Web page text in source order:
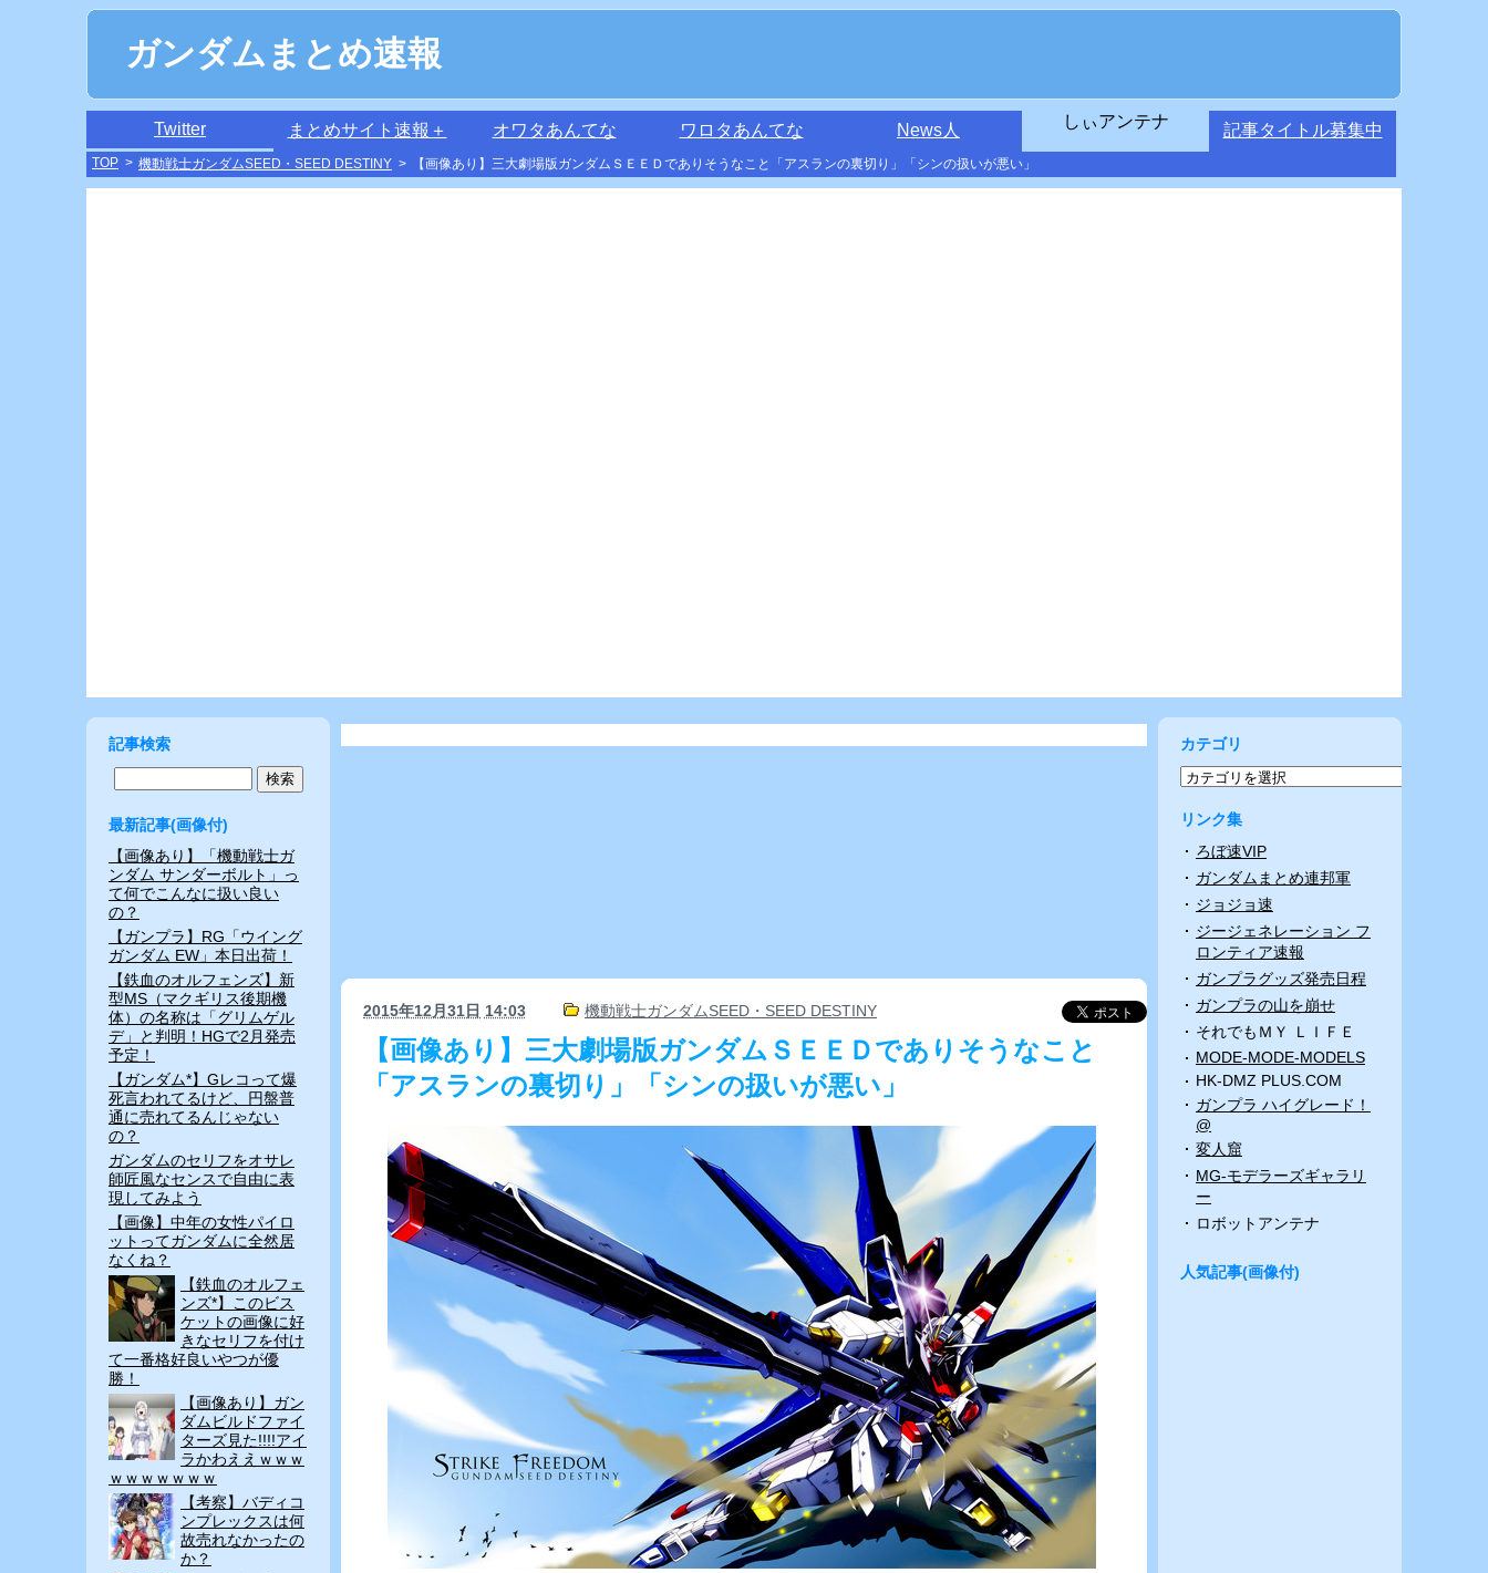
ガンダムまとめ速報
Twitter まとめサイト速報＋ オワタあんてな ワロタあんてな News人 しぃアンテナ 記事タイトル募集中
TOP > 機動戦士ガンダムSEED・SEED DESTINY > 【画像あり】三大劇場版ガンダムＳＥＥＤでありそうなこと「アスランの裏切り」「シンの扱いが悪い」
2015年12月31日 14:03 機動戦士ガンダムSEED・SEED DESTINY
【画像あり】三大劇場版ガンダムＳＥＥＤでありそうなこと
「アスランの裏切り」「シンの扱いが悪い」
カテゴリ
リンク集
ろぼ速VIP
ガンダムまとめ連邦軍
ジョジョ速
ジージェネレーション フ
ロンティア速報
ガンプラグッズ発売日程
ガンプラの山を崩せ
それでもＭＹ ＬＩＦＥ
MODE-MODE-MODELS
HK-DMZ PLUS.COM
ガンプラ ハイグレード！
@
変人窟
MG-モデラーズギャラリ
ー
ロボットアンテナ
人気記事(画像付)
記事検索
最新記事(画像付)
【画像あり】「機動戦士ガ
ンダム サンダーボルト」っ
て何でこんなに扱い良い
の？
【ガンプラ】RG「ウイング
ガンダム EW」本日出荷！
【鉄血のオルフェンズ】新
型MS（マクギリス後期機
体）の名称は「グリムゲル
デ」と判明！HGで2月発売
予定！
【ガンダム*】Gレコって爆
死言われてるけど、円盤普
通に売れてるんじゃない
の？
ガンダムのセリフをオサレ
師匠風なセンスで自由に表
現してみよう
【画像】中年の女性パイロ
ットってガンダムに全然居
なくね？
【鉄血のオルフェ
ンズ*】このビス
ケットの画像に好
きなセリフを付け
て一番格好良いやつが優
勝！
【画像あり】ガン
ダムビルドファイ
ターズ見た!!!!アイ
ラかわええｗｗｗ
ｗｗｗｗｗｗｗ
【考察】バディコ
ンプレックスは何
故売れなかったの
か？